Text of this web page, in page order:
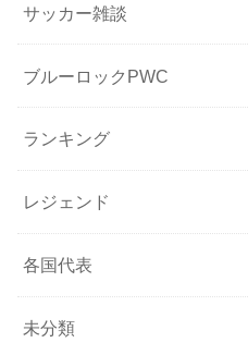
サッカー雑談
ブルーロックPWC
ランキング
レジェンド
各国代表
未分類